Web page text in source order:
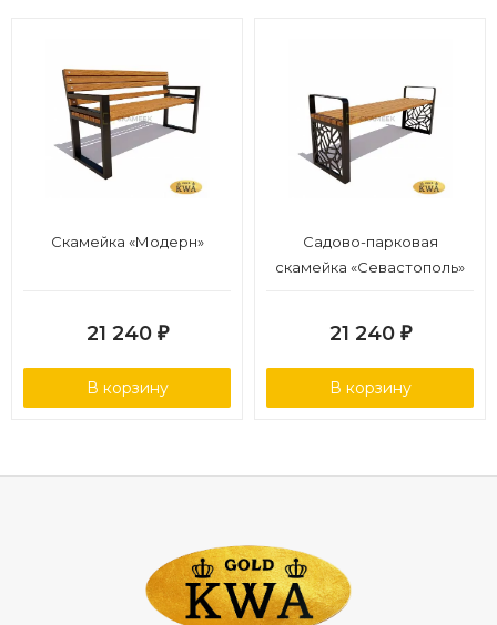
Скамейка «Модерн»
21 240 ₽
В корзину
Садово-парковая
скамейка «Севастополь»
21 240 ₽
В корзину